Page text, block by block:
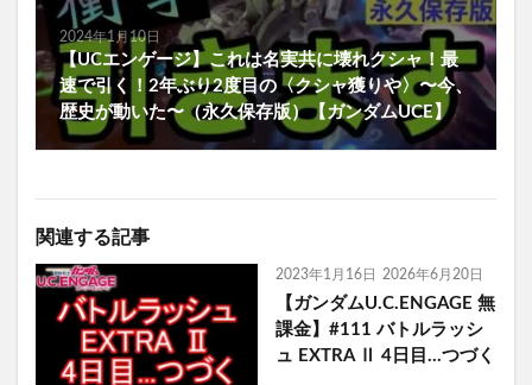
2024年1月10日
【UCエンゲージ】これは名実共に壊れクシャ！最
速で引く！2年ぶり2度目の〈クシャ獲りや〉〜今、
歴史が動いた〜（永久保存版）【ガンダムUCE】
関連する記事
2023年1月16日 2026年6月20日
【ガンダムU.C.ENGAGE 無
課金】#111 バトルラッシ
ュ EXTRA Ⅱ 4日目…つづく